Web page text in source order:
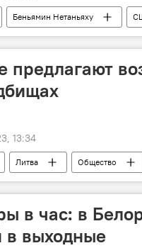
Беньямин Нетаньяху
палестинского
предлагают
13:34
Литва Общество
в час: в
в выходные